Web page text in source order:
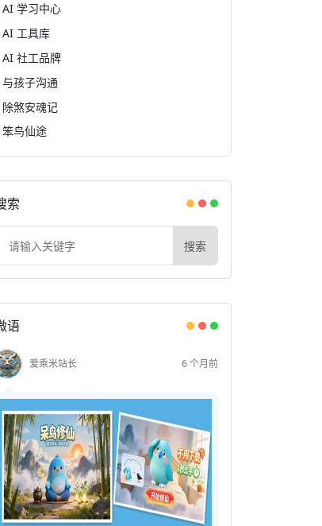
AI 学习中心
AI 工具库
AI 社工品牌
与孩子沟通
除煞安魂记
笨鸟仙途
索
搜索
语
爱乘米站长 6 个月前